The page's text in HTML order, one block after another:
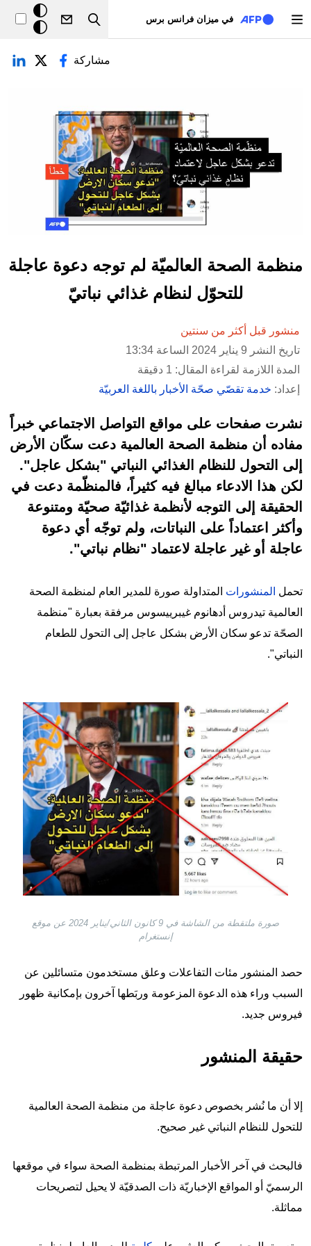
في ميزان فرانس برس
Search
خلفيّة
داكنة
التبويبات الأساسية
مشاركة
منظمة الصحة العالميّة لم توجه دعوة عاجلة
للتحوّل لنظام غذائي نباتيّ
منشور قبل أكثر من سنتين
تاريخ النشر 9 يناير 2024 الساعة 13:34
المدة اللازمة لقراءة المقال: 1 دقيقة
إعداد: خدمة تقصّي صحّة الأخبار باللغة العربيّة
نشرت صفحات على مواقع التواصل الاجتماعي خبراً
مفاده أن منظمة الصحة العالمية دعت سكّان الأرض
إلى التحول للنظام الغذائي النباتي "بشكل عاجل".
لكن هذا الادعاء مبالغ فيه كثيراً، فالمنظّمة دعت في
الحقيقة إلى التوجه لأنظمة غذائيّة صحيّة ومتنوعة
وأكثر اعتماداً على النباتات، ولم توجّه أي دعوة
عاجلة أو غير عاجلة لاعتماد "نظام نباتي".
تحمل المنشورات المتداولة صورة للمدير العام لمنظمة الصحة
العالمية تيدروس أدهانوم غيبرييسوس مرفقة بعبارة "منظمة
الصحّة تدعو سكان الأرض بشكل عاجل إلى التحول للطعام
النباتي".
Image
صورة ملتقطة من الشاشة في 9 كانون الثاني/يناير 2024 عن موقع
إنستغرام
حصد المنشور مئات التفاعلات وعلق مستخدمون متسائلين عن
السبب وراء هذه الدعوة المزعومة وربَطها آخرون بإمكانية ظهور
فيروس جديد.
حقيقة المنشور
إلا أن ما نُشر بخصوص دعوة عاجلة من منظمة الصحة العالمية
للتحول للنظام النباتي غير صحيح.
فالبحث في آخر الأخبار المرتبطة بمنظمة الصحة سواء في موقعها
الرسميّ أو المواقع الإخباريّة ذات الصدقيّة لا يحيل لتصريحات
مماثلة.